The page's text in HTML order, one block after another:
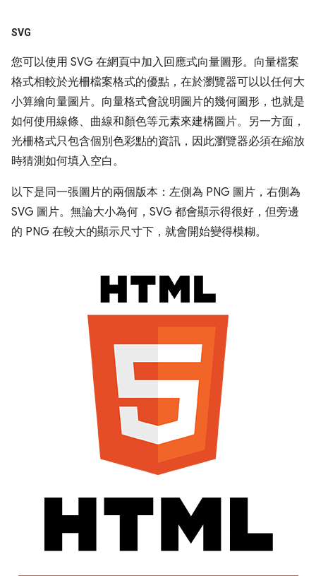
SVG
您可以使用 SVG 在網頁中加入回應式向量圖形。向量檔案
格式相較於光柵檔案格式的優點，在於瀏覽器可以以任何大
小算繪向量圖片。向量格式會說明圖片的幾何圖形，也就是
如何使用線條、曲線和顏色等元素來建構圖片。另一方面，
光柵格式只包含個別色彩點的資訊，因此瀏覽器必須在縮放
時猜測如何填入空白。
以下是同一張圖片的兩個版本：左側為 PNG 圖片，右側為
SVG 圖片。無論大小為何，SVG 都會顯示得很好，但旁邊
的 PNG 在較大的顯示尺寸下，就會開始變得模糊。